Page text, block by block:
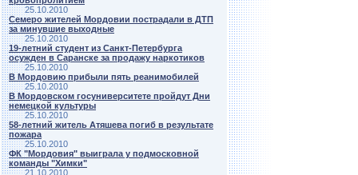
25.10.2010
Семеро жителей Мордовии пострадали в ДТП
за минувшие выходные
25.10.2010
19-летний студент из Санкт-Петербурга
осужден в Саранске за продажу наркотиков
25.10.2010
В Мордовию прибыли пять реанимобилей
25.10.2010
В Мордовском госуниверситете пройдут Дни
немецкой культуры
25.10.2010
58-летний житель Атяшева погиб в результате
пожара
25.10.2010
ФК "Мордовия" выиграла у подмосковной
команды "Химки"
21.10.2010